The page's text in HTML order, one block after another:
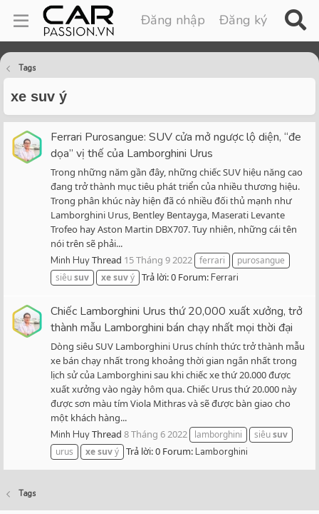
Đăng nhập Đăng ký
Tags
xe suv ý
Ferrari Purosangue: SUV cửa mở ngược lộ diện, “đe
dọa” vị thế của Lamborghini Urus
Trong những năm gần đây, những chiếc SUV hiệu năng cao
đang trở thành mục tiêu phát triển của nhiều thương hiệu.
Trong phân khúc này hiện đã có nhiều đối thủ mạnh như
Lamborghini Urus, Bentley Bentayga, Maserati Levante
Trofeo hay Aston Martin DBX707. Tuy nhiên, những cái tên
nói trên sẽ phải...
Minh HuyThread 15 Tháng 9 2022 ferrari
purosangue
siêusuv xesuvý Trả lời: 0 Forum:Ferrari
Chiếc Lamborghini Urus thứ 20,000 xuất xưởng, trở
thành mẫu Lamborghini bán chạy nhất mọi thời đại
Dòng siêu SUV Lamborghini Urus chính thức trở thành mẫu
xe bán chạy nhất trong khoảng thời gian ngắn nhất trong
lịch sử của Lamborghini sau khi chiếc xe thứ 20.000 được
xuất xưởng vào ngày hôm qua. Chiếc Urus thứ 20.000 này
được sơn màu tím Viola Mithras và sẽ được bàn giao cho
một khách hàng...
Minh HuyThread 8 Tháng 6 2022 lamborghini siêusuv
urus
xesuvý Trả lời: 0 Forum:Lamborghini
Tags